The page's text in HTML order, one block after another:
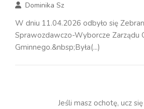
Dominika Sz
W dniu 11.04.2026 odbyło się
Sprawozdawczo-Wyborcze Zarządu
Gminnego.&nbsp;Była(...)
Jeśli masz ochotę, ucz